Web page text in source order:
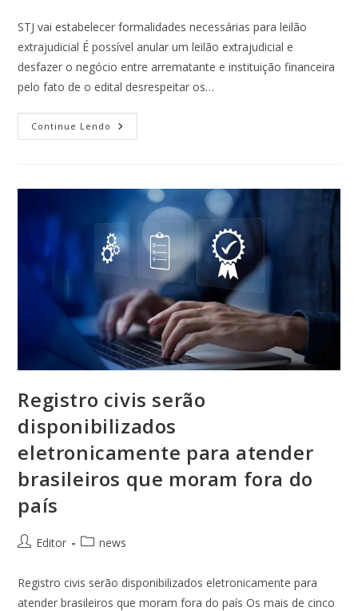
STJ vai estabelecer formalidades necessárias para leilão
extrajudicial É possível anular um leilão extrajudicial e
desfazer o negócio entre arrematante e instituição financeira
pelo fato de o edital desrespeitar os…
Continue Lendo
Registro civis serão
disponibilizados
eletronicamente para atender
brasileiros que moram fora do
país
Editor news
Registro civis serão disponibilizados eletronicamente para
atender brasileiros que moram fora do país Os mais de cinco